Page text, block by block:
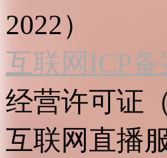
2022）
互联网ICP备
经营许可证
互联网直播